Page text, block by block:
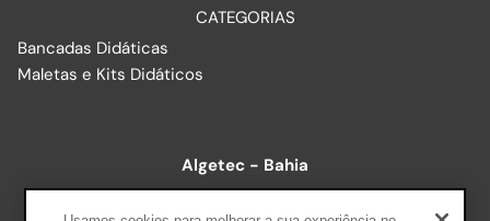
CATEGORIAS
Bancadas Didáticas
Maletas e Kits Didáticos
Algetec - Bahia